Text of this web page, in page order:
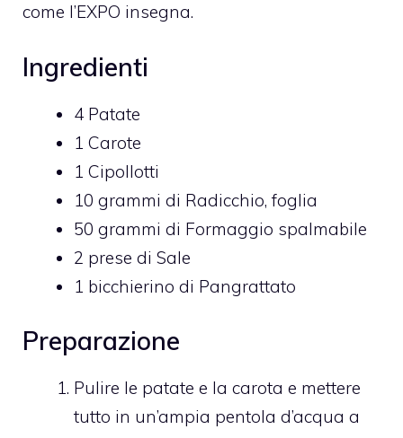
come l’EXPO insegna.
Ingredienti
4 Patate
1 Carote
1 Cipollotti
10 grammi di Radicchio, foglia
50 grammi di Formaggio spalmabile
2 prese di Sale
1 bicchierino di Pangrattato
Preparazione
Pulire le patate e la carota e mettere
tutto in un’ampia pentola d’acqua a